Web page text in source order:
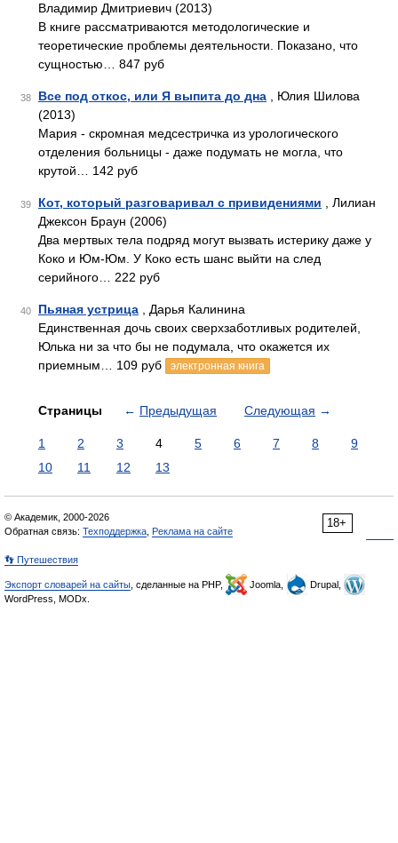
Владимир Дмитриевич (2013)
В книге рассматриваются методологические и
теоретические проблемы деятельности. Показано, что
сущностью… 847 руб
38 Все под откос, или Я выпита до дна , Юлия Шилова
(2013)
Мария - скромная медсестричка из урологического
отделения больницы - даже подумать не могла, что
крутой… 142 руб
39 Кот, который разговаривал с привидениями , Лилиан
Джексон Браун (2006)
Два мертвых тела подряд могут вызвать истерику даже у
Коко и Юм-Юм. У Коко есть шанс выйти на след
серийного… 222 руб
40 Пьяная устрица , Дарья Калинина
Единственная дочь своих сверхзаботливых родителей,
Юлька ни за что бы не подумала, что окажется их
приемным… 109 руб
электронная книга
Страницы ← Предыдущая Следующая →
1 2 3 4 5 6 7 8
9
10
11 12 13
18+
© Академик, 2000-2026
Обратная связь: Техподдержка Реклама на сайте
👣 Путешествия
Экспорт словарей на сайты , сделанные на PHP, Joomla,
Drupal,
WordPress, MODx.